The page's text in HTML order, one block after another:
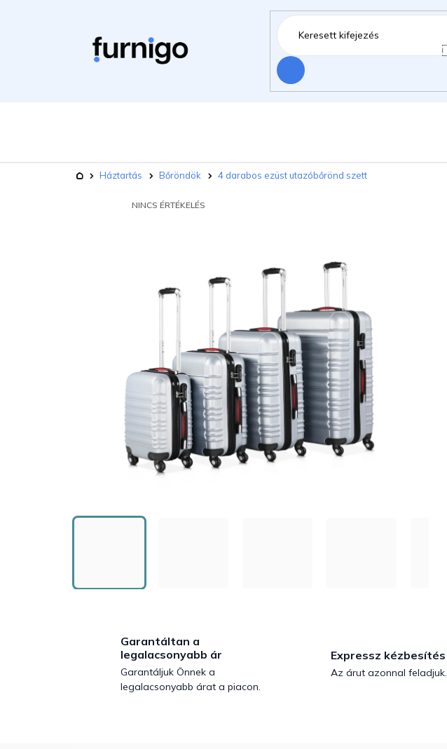
Keresés
Kezdőlap
Háztartás Bőröndök 4 darabos ezüst utazóbőrönd szett
NINCS ÉRTÉKELÉS
Garantáltan a
legalacsonyabb ár
Garantáljuk Önnek a
legalacsonyabb árat a piacon.
Expressz kézbesítés
Az árut azonnal feladjuk.